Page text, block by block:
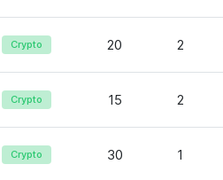
Crypto 20 2
Crypto 15 2
Crypto 30 1